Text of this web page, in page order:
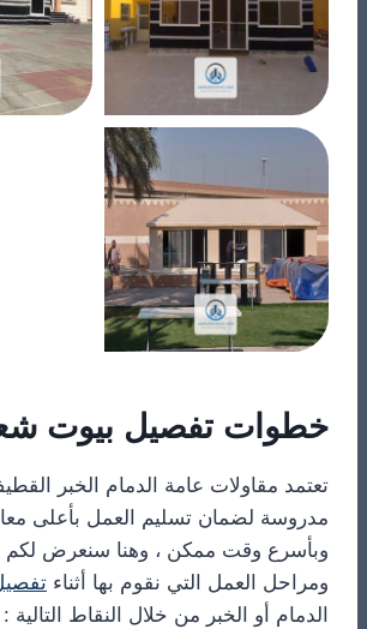
خطوات تفصيل بيوت
​تعتمد مقاولات عامة الدمام الخبر
مدروسة لضمان تسليم العمل بأعلى
وبأسرع وقت ممكن ، وهنا سنعرض
ومراحل العمل التي نقوم بها أثناء
الدمام أو الخبر من خلال النقاط التالية :